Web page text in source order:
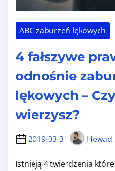
ABC zaburzeń lękowych
4 fałszywe
odnośnie
lękowych –
wierzysz?
2019-03-31 Hewad
Istnieją 4 twierdzenia